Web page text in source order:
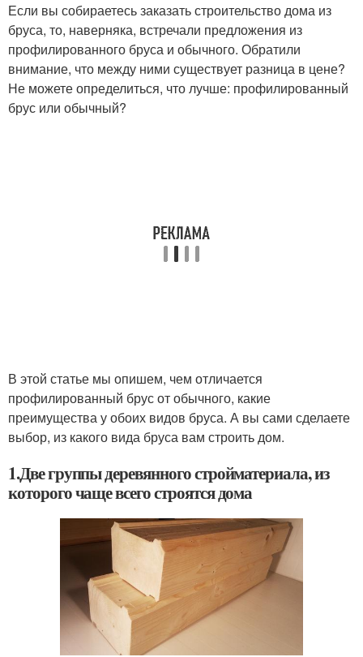
Если вы собираетесь заказать строительство дома из
бруса, то, наверняка, встречали предложения из
профилированного бруса и обычного. Обратили
внимание, что между ними существует разница в цене?
Не можете определиться, что лучше: профилированный
брус или обычный?
В этой статье мы опишем, чем отличается
профилированный брус от обычного, какие
преимущества у обоих видов бруса. А вы сами сделаете
выбор, из какого вида бруса вам строить дом.
1.Две группы деревянного стройматериала, из
которого чаще всего строятся дома